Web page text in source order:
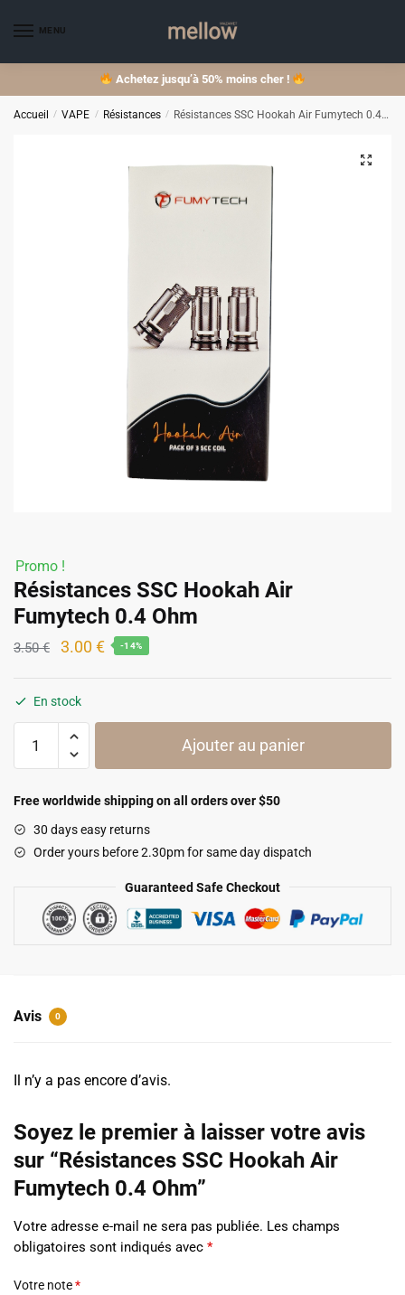
MENU
Achetez jusqu’à 50% moins cher !
Accueil / VAPE / Résistances / Résistances SSC Hookah Air Fumytech 0.4 Ohm
Promo !
Résistances SSC Hookah Air
Fumytech 0.4 Ohm
3.50€
Le
initial
était :
3.50 €.
3.00 €Le
est :
-14%
En stock
SSC
Air
Fumytech
Ajouter au panier
Free worldwide shipping on all orders over $50
30 days easy returns
Order yours before 2.30pm for same day dispatch
Guaranteed Safe Checkout
Avis 0
Il n’y a pas encore d’avis.
Soyez le premier à laisser votre avis
sur “Résistances SSC Hookah Air
Fumytech 0.4 Ohm”
Votre adresse e-mail ne sera pas publiée. Les champs
obligatoires sont indiqués avec *
Votre note*